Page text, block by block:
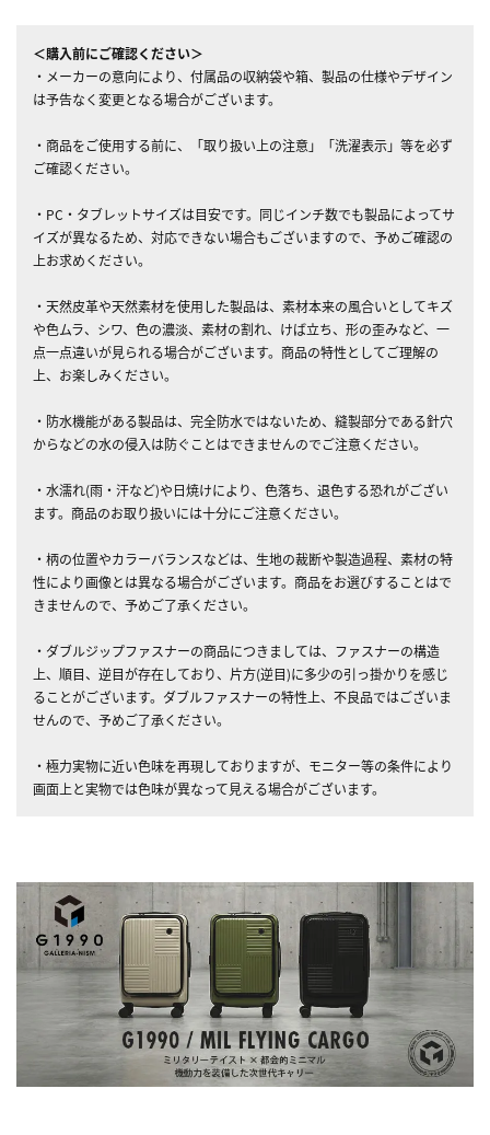
＜購入前にご確認ください＞
・メーカーの意向により、付属品の収納袋や箱、製品の仕様やデザイン
は予告なく変更となる場合がございます。
・商品をご使用する前に、「取り扱い上の注意」「洗濯表示」等を必ず
ご確認ください。
・PC・タブレットサイズは目安です。同じインチ数でも製品によってサ
イズが異なるため、対応できない場合もございますので、予めご確認の
上お求めください。
・天然皮革や天然素材を使用した製品は、素材本来の風合いとしてキズ
や色ムラ、シワ、色の濃淡、素材の割れ、けば立ち、形の歪みなど、一
点一点違いが見られる場合がございます。商品の特性としてご理解の
上、お楽しみください。
・防水機能がある製品は、完全防水ではないため、縫製部分である針穴
からなどの水の侵入は防ぐことはできませんのでご注意ください。
・水濡れ(雨・汗など)や日焼けにより、色落ち、退色する恐れがござい
ます。商品のお取り扱いには十分にご注意ください。
・柄の位置やカラーバランスなどは、生地の裁断や製造過程、素材の特
性により画像とは異なる場合がございます。商品をお選びすることはで
きませんので、予めご了承ください。
・ダブルジップファスナーの商品につきましては、ファスナーの構造
上、順目、逆目が存在しており、片方(逆目)に多少の引っ掛かりを感じ
ることがございます。ダブルファスナーの特性上、不良品ではございま
せんので、予めご了承ください。
・極力実物に近い色味を再現しておりますが、モニター等の条件により
画面上と実物では色味が異なって見える場合がございます。